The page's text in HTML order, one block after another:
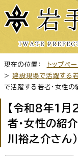
現在の位置： トップペ
>建設現場で活躍する
で活躍する若者・女性の
【令和8年1月
者・女性の紹
川裕之介さん）